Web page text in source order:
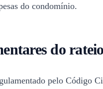
do condomínio.
do
pelo Código